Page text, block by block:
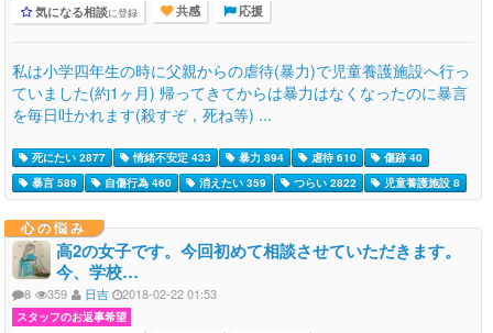
気になる相談に登録 共感 応援
私は小学四年生の時に父親からの虐待(暴力)で児童養護施設へ行っ
ていました(約1ヶ月) 帰ってきてからは暴力はなくなったのに暴言
を毎日吐かれます(殺すぞ，死ね等) ...
死にたい 2877 情緒不安定 433 暴力 894 虐待 610
傷跡 40
暴言 589
自傷行為 460 消えたい 359 つらい 2822 児童養護施設 8
心の悩み
高2の女子です。今回初めて相談させていただきます。
今、学校…
8 359 日吉 2018-02-22 01:53
スタッフのお返事希望